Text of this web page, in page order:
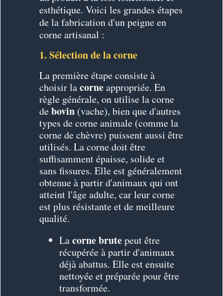
esthétique. Voici les grandes étapes
de la fabrication d'un peigne en
corne artisanal :
1. Sélection de la corne
La première étape consiste à
choisir lacorneappropriée. En
règle générale, on utilise la corne
debovin (vache), bien que d'autres
types de corne animale (comme la
corne de chèvre) puissent aussi être
utilisés. La corne doit être
suffisamment épaisse, solide et
sans fissures. Elle est généralement
obtenue à partir d'animaux qui ont
atteint l'âge adulte, car leur corne
est plus résistante et de meilleure
qualité.
Lacorne brutepeut être
récupérée à partir d'animaux
déjà abattus. Elle est ensuite
nettoyée et préparée pour être
transformée.